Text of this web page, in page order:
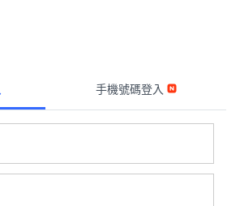
手機號碼登入